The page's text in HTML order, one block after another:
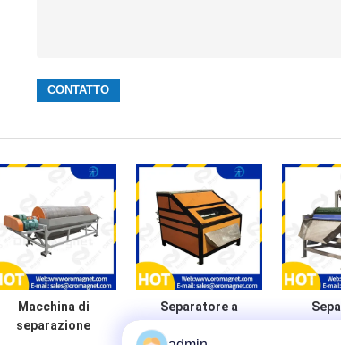
Macchina di
separazione
Separatore a